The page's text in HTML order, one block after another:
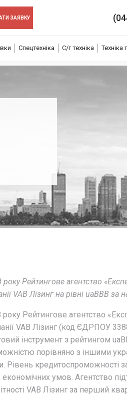
ЗАЯВКУ
Спецтехніка С/г техніка Техніка
Рейтингове агентство
VAB Лізинг на рівні uaBBB
Рейтингове агентство
VAB Лізинг (код ЄДРПОУ
інструмент з рейтингом
порівняно з іншими
Рівень кредитоспроможності
умов. Агентство
VAB Лізинг за перший